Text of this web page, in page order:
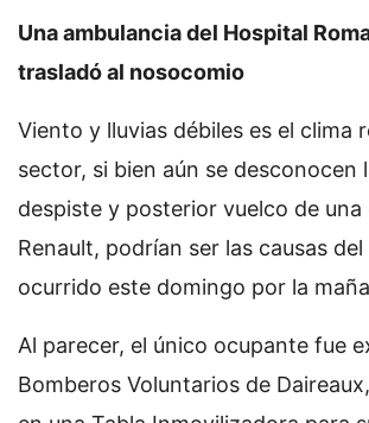
Una ambulancia del Hospital
trasladó al nosocomio
Viento y lluvias débiles es el clima
sector, si bien aún se desconocen
despiste y posterior vuelco de una
Renault, podrían ser las causas
ocurrido este domingo por la
Al parecer, el único ocupante fue
Bomberos Voluntarios de